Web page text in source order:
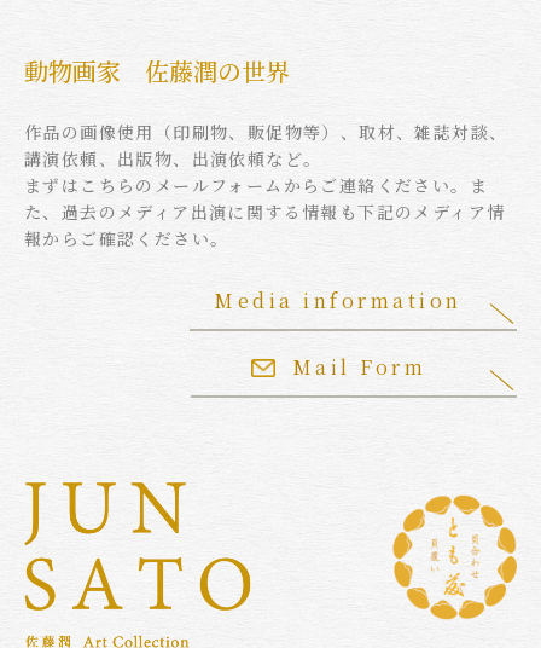
動物画家 佐藤潤の世界
作品の画像使用（印刷物、販促物等）、取材、雑誌対談、
講演依頼、出版物、出演依頼など。
まずはこちらのメールフォームからご連絡ください。ま
た、過去のメディア出演に関する情報も下記のメディア情
報からご確認ください。
Mail Form
Media information